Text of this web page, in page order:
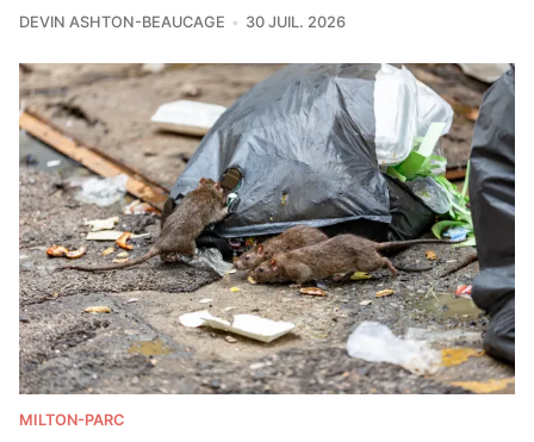
DEVIN ASHTON-BEAUCAGE 30 JUIL. 2026
MILTON-PARC